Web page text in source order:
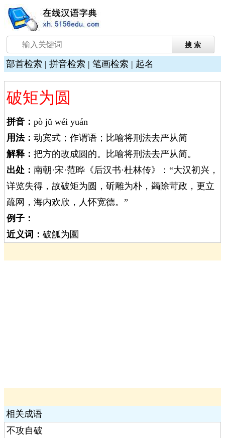
部首检索 | 拼音检索 | 笔画检索 | 起名
破矩为圆
拼音： pò jǔ wéi yuán
用法： 动宾式；作谓语；比喻将刑法去严从简
解释： 把方的改成圆的。比喻将刑法去严从简。
出处： 南朝·宋·范晔《后汉书·杜林传》：“大汉初兴，
详览失得，故破矩为圆，斫雕为朴，蠲除苛政，更立
疏网，海内欢欣，人怀宽德。”
例子：
近义词： 破觚为圜
相关成语
不攻自破